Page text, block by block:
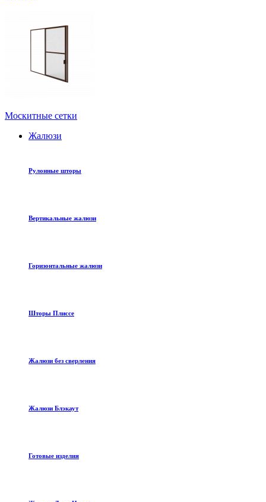
Москитные сетки
Жалюзи
Рулонные шторы
Вертикальные жалюзи
Горизонтальные жалюзи
Шторы Плиссе
Жалюзи без сверления
Жалюзи Блэкаут
Готовые изделия